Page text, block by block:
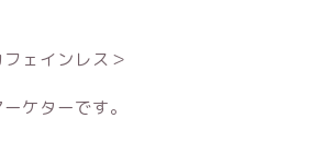
ェインレス＞
ケターです。